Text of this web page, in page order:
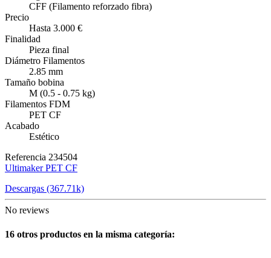
CFF (Filamento reforzado fibra)
Precio
Hasta 3.000 €
Finalidad
Pieza final
Diámetro Filamentos
2.85 mm
Tamaño bobina
M (0.5 - 0.75 kg)
Filamentos FDM
PET CF
Acabado
Estético
Referencia 234504
Ultimaker PET CF
Descargas (367.71k)
No reviews
16 otros productos en la misma categoría: